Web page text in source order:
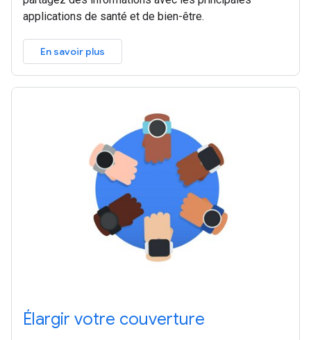
applications de santé et de bien-être.
En savoir plus
Élargir votre couverture